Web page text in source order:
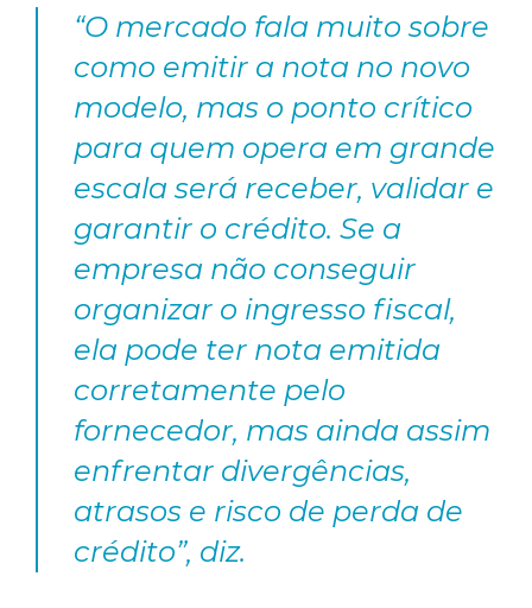
“O mercado fala muito sobre
como emitir a nota no novo
modelo, mas o ponto crítico
para quem opera em grande
escala será receber, validar e
garantir o crédito. Se a
empresa não conseguir
organizar o ingresso fiscal,
ela pode ter nota emitida
corretamente pelo
fornecedor, mas ainda assim
enfrentar divergências,
atrasos e risco de perda de
crédito”, diz.